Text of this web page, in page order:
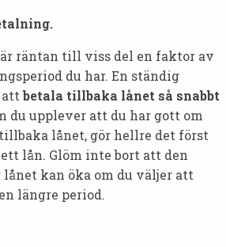
räntan till viss del en faktor av
du har. En ständig
betala tillbaka lånet så snabbt
du upplever att du har gott om
lånet, gör hellre det först
lån. Glöm inte bort att den
kan öka om du väljer att
längre period.